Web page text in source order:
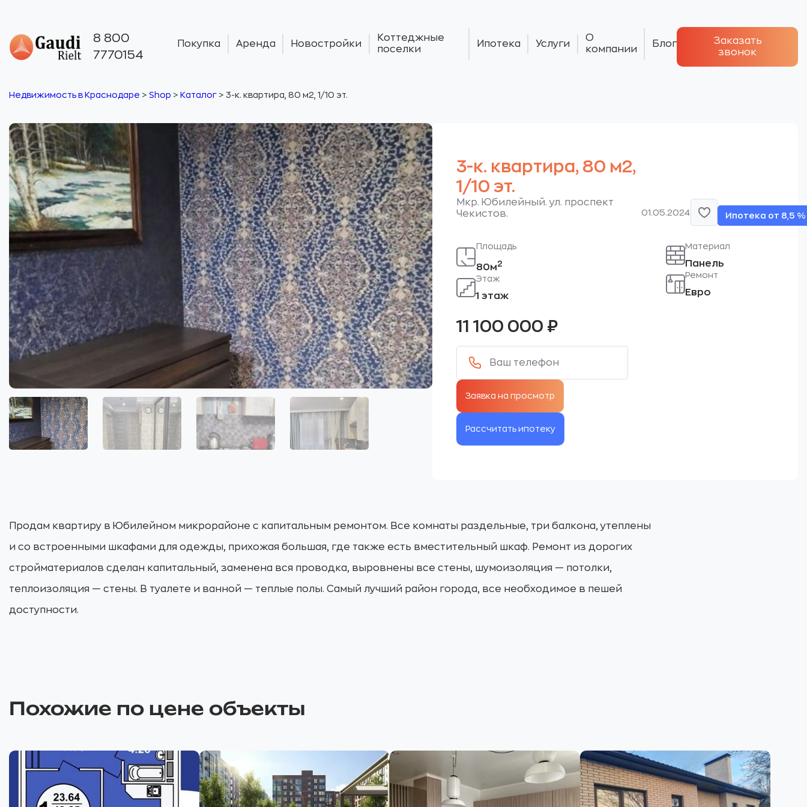
8 800
7770154
Покупка Аренда Новостройки
Коттеджные
поселки
Ипотека Услуги
О
компании
Блог
Заказать
звонок
Недвижимость в Краснодаре > Shop > Каталог > 3-к. квартира, 80 м2, 1/10 эт.
3-к. квартира, 80 м2,
1/10 эт.
Мкр. Юбилейный. ул. проспект
Чекистов.
01.05.2024 Ипотека от 8,5 %
Площадь
80м2
Этаж
1 этаж
Материал
Панель
Ремонт
Евро
11 100 000 ₽
Рассчитать ипотеку
Продам квартиру в Юбилейном микрорайоне с капитальным ремонтом. Все комнаты раздельные, три балкона, утеплены
и со встроенными шкафами для одежды, прихожая большая, где также есть вместительный шкаф. Ремонт из дорогих
стройматериалов сделан капитальный, заменена вся проводка, выровнены все стены, шумоизоляция — потолки,
теплоизоляция — стены. В туалете и ванной — теплые полы. Самый лучший район города, все необходимое в пешей
доступности.
Похожие по цене объекты